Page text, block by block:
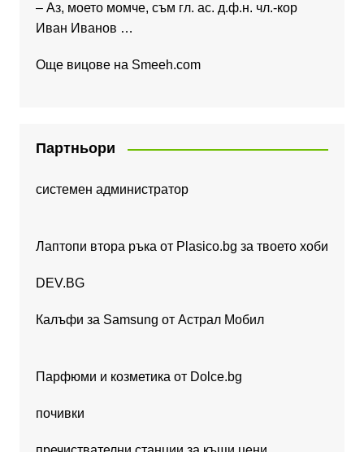
– Аз, моето момче, съм гл. ас. д.ф.н. чл.-кор
Иван Иванов …
Още вицове на Smeeh.com
Партньори
системен администратор
Лаптопи втора ръка от Plasico.bg за твоето хоби
DEV.BG
Калъфи за Samsung от Астрал Мобил
Парфюми и козметика от Dolce.bg
почивки